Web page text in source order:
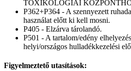
TOXIKOLÓGIAI
P362+P364 - A szennyezett
használat előtt ki kell mosni.
P405 - Elzárva tárolandó.
P501 - A tartalom/edény
helyi/országos hulladékkezelési
Figyelmeztető utasítások: